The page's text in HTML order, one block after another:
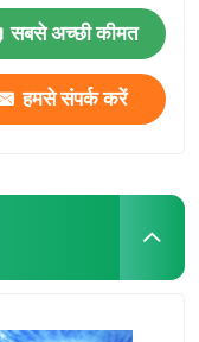
सबसे अच्छी कीमत
हमसे संपर्क करें